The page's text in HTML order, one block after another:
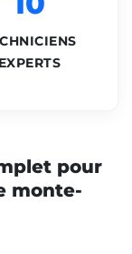
EXPERTS
pour
monte-